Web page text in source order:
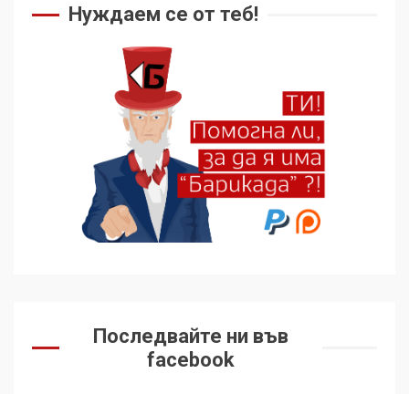
Нуждаем се от теб!
Последвайте ни във
facebook